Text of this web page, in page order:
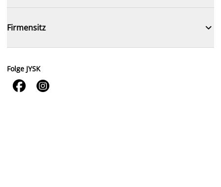
Firmensitz 
Folge JYSK
 